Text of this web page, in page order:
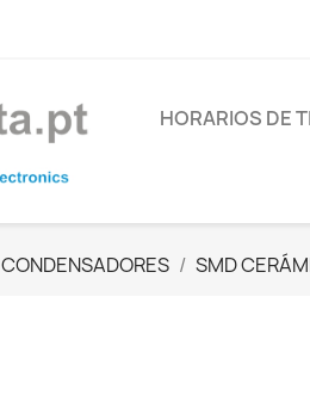
HORARIOS DE
CONDENSADORES SMD